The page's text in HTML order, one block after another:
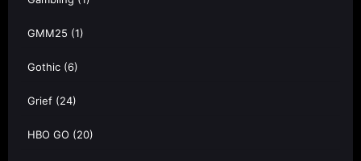
GMM25 (1)
Gothic (6)
Grief (24)
HBO GO (20)